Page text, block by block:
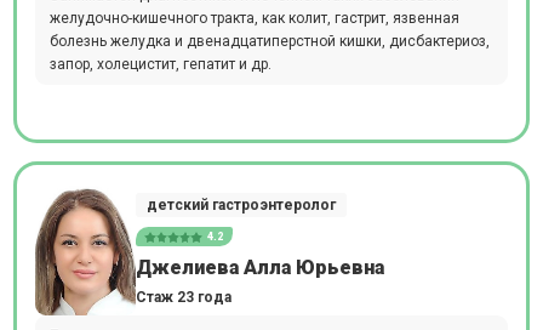
желудочно-кишечного тракта, как колит, гастрит, язвенная
болезнь желудка и двенадцатиперстной кишки, дисбактериоз,
запор, холецистит, гепатит и др.
детский гастроэнтеролог
4.2
Джелиева Алла Юрьевна
Стаж 23 года